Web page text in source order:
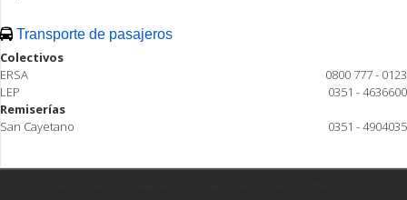
Transporte de pasajeros
Colectivos
ERSA
0800 777 - 0123
LEP
0351 - 4636600
Remiserías
San Cayetano
0351 - 4904035